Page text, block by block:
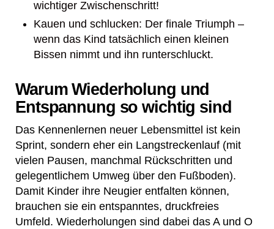
wichtiger Zwischenschritt!
Kauen und schlucken: Der finale Triumph –
wenn das Kind tatsächlich einen kleinen
Bissen nimmt und ihn runterschluckt.
Warum Wiederholung und
Entspannung so wichtig sind
Das Kennenlernen neuer Lebensmittel ist kein
Sprint, sondern eher ein Langstreckenlauf (mit
vielen Pausen, manchmal Rückschritten und
gelegentlichem Umweg über den Fußboden).
Damit Kinder ihre Neugier entfalten können,
brauchen sie ein entspanntes, druckfreies
Umfeld. Wiederholungen sind dabei das A und O